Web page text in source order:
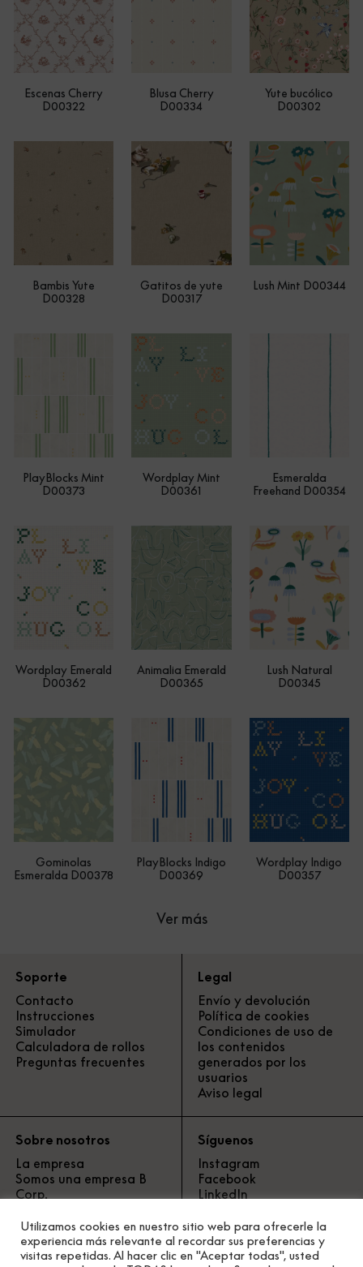
Escenas Cherry
D00322
Blusa Cherry
D00334
Yute bucólico
D00302
Bambis Yute
D00328
Gatitos de yute
D00317
Lush Mint D00344
PlayBlocks Mint
D00373
Wordplay Mint
D00361
Esmeralda
Freehand D00354
Wordplay Emerald
D00362
Animalia Emerald
D00365
Lush Natural
D00345
Gominolas
Esmeralda D00378
PlayBlocks Indigo
D00369
Wordplay Indigo
D00357
Ver más
Soporte
Contacto
Instrucciones
Simulador
Calculadora de rollos
Preguntas frecuentes
Legal
Envío y devolución
Política de cookies
Condiciones de uso de
los contenidos
generados por los
usuarios
Aviso legal
Sobre nosotros
La empresa
Somos una empresa B
Corp.
Síguenos
Instagram
Facebook
LinkedIn
ASUMIMOS
RESPONSABILIDAD
Utilizamos cookies en nuestro sitio web para ofrecerle la
experiencia más relevante al recordar sus preferencias y
visitas repetidas. Al hacer clic en "Aceptar todas", usted